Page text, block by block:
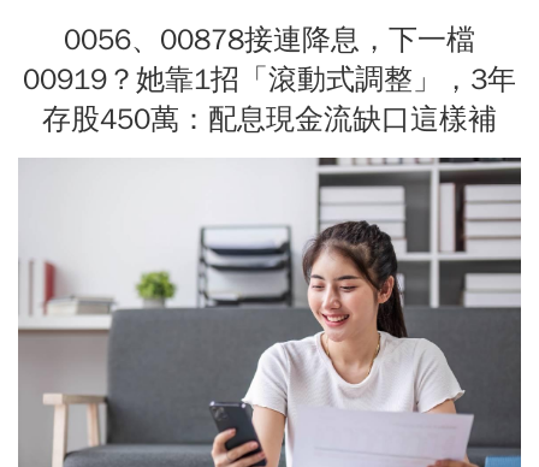
0056、00878接連降息，下一檔
00919？她靠1招「滾動式調整」，3年
存股450萬：配息現金流缺口這樣補